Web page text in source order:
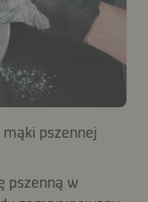
mąki pszennej
pszenną w